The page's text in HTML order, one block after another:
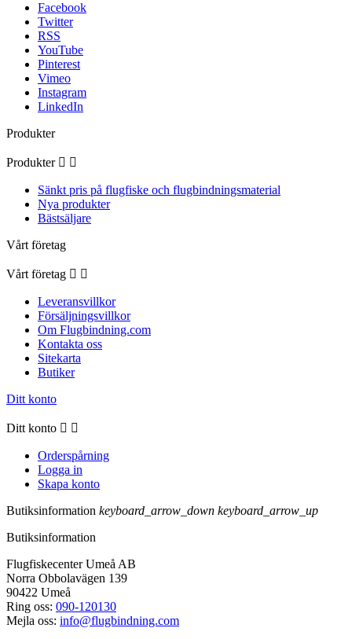
Facebook
Twitter
RSS
YouTube
Pinterest
Vimeo
Instagram
LinkedIn
Produkter
Produkter  
Sänkt pris på flugfiske och flugbindningsmaterial
Nya produkter
Bästsäljare
Vårt företag
Vårt företag  
Leveransvillkor
Försäljningsvillkor
Om Flugbindning.com
Kontakta oss
Sitekarta
Butiker
Ditt konto
Ditt konto  
Orderspårning
Logga in
Skapa konto
Butiksinformation keyboard_arrow_down keyboard_arrow_up
Butiksinformation
Flugfiskecenter Umeå AB
Norra Obbolavägen 139
90422 Umeå
Ring oss: 090-120130
Mejla oss: info@flugbindning.com